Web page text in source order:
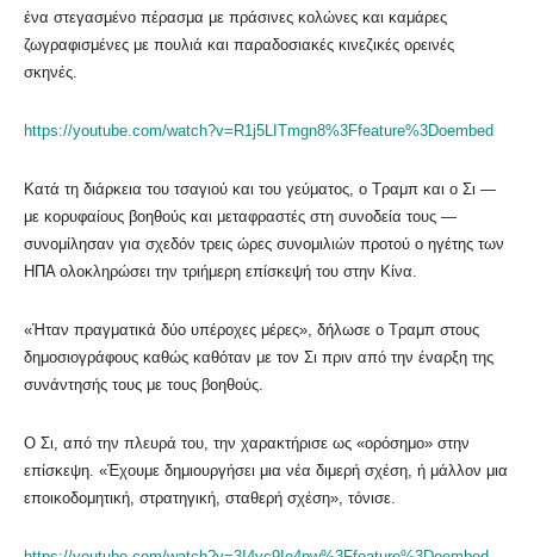
ένα στεγασμένο πέρασμα με πράσινες κολώνες και καμάρες
ζωγραφισμένες με πουλιά και παραδοσιακές κινεζικές ορεινές
σκηνές.
https://youtube.com/watch?v=R1j5LITmgn8%3Ffeature%3Doembed
Κατά τη διάρκεια του τσαγιού και του γεύματος, ο Τραμπ και ο Σι —
με κορυφαίους βοηθούς και μεταφραστές στη συνοδεία τους —
συνομίλησαν για σχεδόν τρεις ώρες συνομιλιών προτού ο ηγέτης των
ΗΠΑ ολοκληρώσει την τριήμερη επίσκεψή του στην Κίνα.
«Ήταν πραγματικά δύο υπέροχες μέρες», δήλωσε ο Τραμπ στους
δημοσιογράφους καθώς καθόταν με τον Σι πριν από την έναρξη της
συνάντησής τους με τους βοηθούς.
Ο Σι, από την πλευρά του, την χαρακτήρισε ως «ορόσημο» στην
επίσκεψη. «Έχουμε δημιουργήσει μια νέα διμερή σχέση, ή μάλλον μια
εποικοδομητική, στρατηγική, σταθερή σχέση», τόνισε.